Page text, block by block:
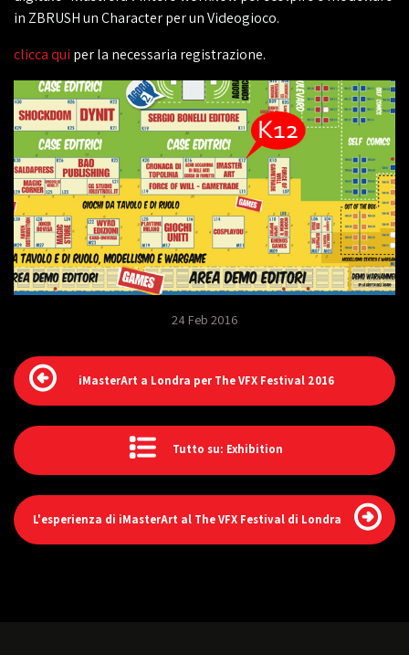
in ZBRUSH un Character per un Videogioco.
clicca qui per la necessaria registrazione.
24 Feb 2016
iMasterArt a Londra per The VFX Festival 2016
Tutto su: Exhibition
L'esperienza di iMasterArt al The VFX Festival di Londra